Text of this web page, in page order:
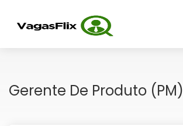
Gerente De Produto (PM)